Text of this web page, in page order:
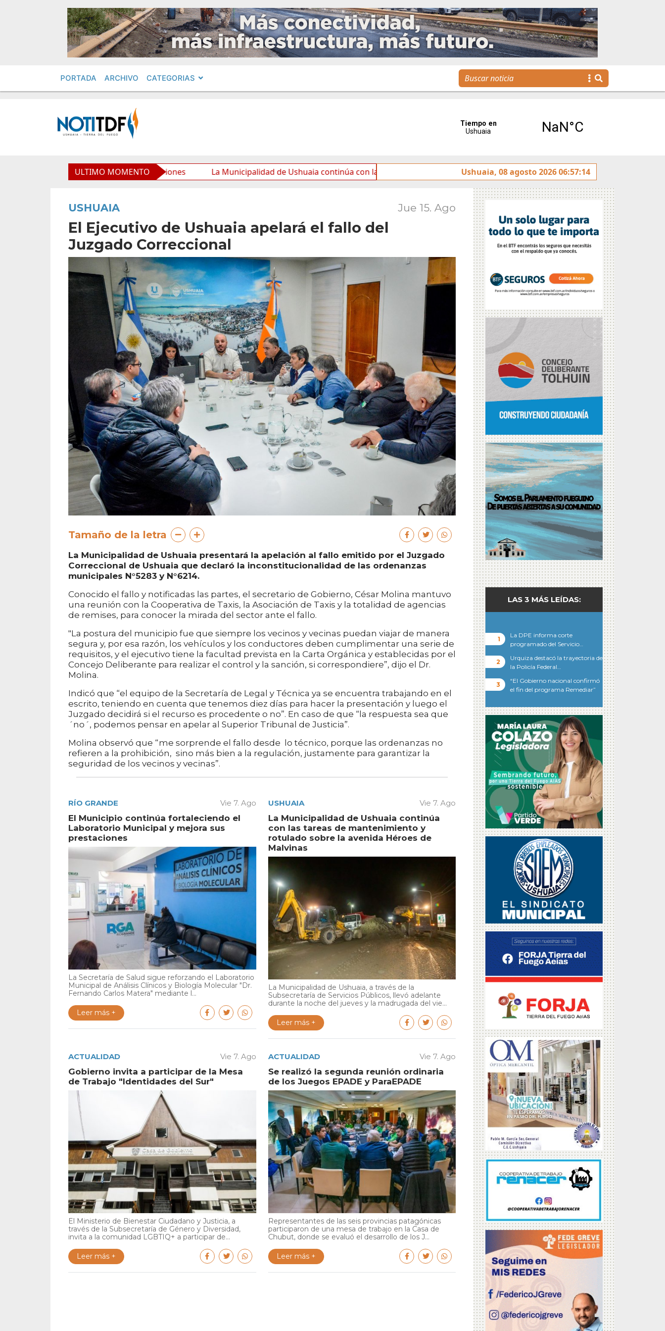
PORTADA ARCHIVO CATEGORIAS
ULTIMO MOMENTO
Municipal y mejora sus prestaciones La Municipalidad de Ushuaia continúa con las tareas de mantenimiento y rotulado sobre la avenida Héroes de Malvinas
Ushuaia, 08 agosto 2026 06:57:14
USHUAIA Jue 15. Ago
El Ejecutivo de Ushuaia apelará el fallo del
Juzgado Correccional
Tamaño de la letra
La Municipalidad de Ushuaia presentará la apelación al fallo emitido por el Juzgado
Correccional de Ushuaia que declaró la inconstitucionalidad de las ordenanzas
municipales N°5283 y N°6214.
Conocido el fallo y notificadas las partes, el secretario de Gobierno, César Molina mantuvo
una reunión con la Cooperativa de Taxis, la Asociación de Taxis y la totalidad de agencias
de remises, para conocer la mirada del sector ante el fallo.
"La postura del municipio fue que siempre los vecinos y vecinas puedan viajar de manera
segura y, por esa razón, los vehículos y los conductores deben cumplimentar una serie de
requisitos, y el ejecutivo tiene la facultad prevista en la Carta Orgánica y establecidas por el
Concejo Deliberante para realizar el control y la sanción, si correspondiere”, dijo el Dr.
Molina.
Indicó que “el equipo de la Secretaría de Legal y Técnica ya se encuentra trabajando en el
escrito, teniendo en cuenta que tenemos diez días para hacer la presentación y luego el
Juzgado decidirá si el recurso es procedente o no”. En caso de que “la respuesta sea que
´no´, podemos pensar en apelar al Superior Tribunal de Justicia”.
Molina observó que “me sorprende el fallo desde lo técnico, porque las ordenanzas no
refieren a la prohibición, sino más bien a la regulación, justamente para garantizar la
seguridad de los vecinos y vecinas”.
RÍO GRANDE Vie 7. Ago
El Municipio continúa fortaleciendo el
Laboratorio Municipal y mejora sus
prestaciones
La Secretaría de Salud sigue reforzando el Laboratorio
Municipal de Análisis Clínicos y Biología Molecular "Dr.
Fernando Carlos Matera" mediante l...
Leer más +
USHUAIA Vie 7. Ago
La Municipalidad de Ushuaia continúa
con las tareas de mantenimiento y
rotulado sobre la avenida Héroes de
Malvinas
La Municipalidad de Ushuaia, a través de la
Subsecretaría de Servicios Públicos, llevó adelante
durante la noche del jueves y la madrugada del vie...
Leer más +
ACTUALIDAD Vie 7. Ago
Gobierno invita a participar de la Mesa
de Trabajo "Identidades del Sur"
El Ministerio de Bienestar Ciudadano y Justicia, a
través de la Subsecretaría de Género y Diversidad,
invita a la comunidad LGBTIQ+ a participar de...
Leer más +
ACTUALIDAD Vie 7. Ago
Se realizó la segunda reunión ordinaria
de los Juegos EPADE y ParaEPADE
Representantes de las seis provincias patagónicas
participaron de una mesa de trabajo en la Casa de
Chubut, donde se evaluó el desarrollo de los J...
Leer más +
LAS 3 MÁS LEÍDAS:
La DPE informa corte
programado del Servicio…
Urquiza destacó la trayectoria de
la Policía Federal…
“El Gobierno nacional confirmó
el fin del programa Remediar”